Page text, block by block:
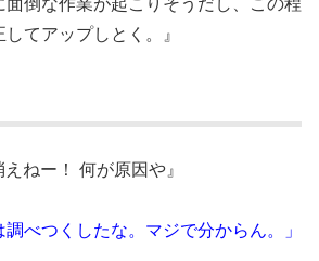
てアップしとく。』
ねー！ 何が原因や』
調べつくしたな。マジで分からん。」